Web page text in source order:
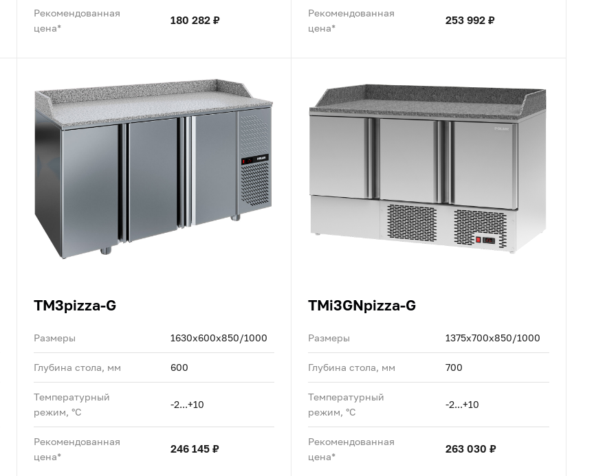
Рекомендованная
цена*
180 282 ₽
Рекомендованная
цена*
253 992 ₽
TM3pizza-G
Размеры 1630x600x850/1000
Глубина стола, мм 600
Температурный
режим, °C
-2...+10
Рекомендованная
цена*
246 145 ₽
TMi3GNpizza-G
Размеры 1375x700x850/1000
Глубина стола, мм 700
Температурный
режим, °C
-2...+10
Рекомендованная
цена*
263 030 ₽